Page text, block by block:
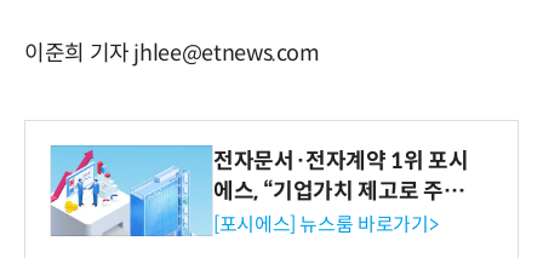
이준희 기자 jhlee@etnews.com
전자문서·전자계약 1위 포시
에스, “기업가치 제고로 주주
환원 강화” 계획 공시
[포시에스] 뉴스룸 바로가기>